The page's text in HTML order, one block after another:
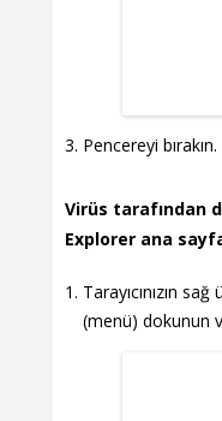
Pencereyi bırakın.
Virüs tarafından
Explorer ana
Tarayıcınızın
(menü) dokunun